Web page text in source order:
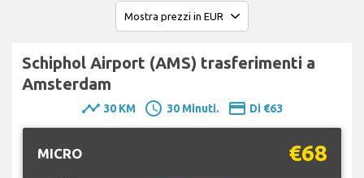
Schiphol Airport (AMS) trasferimenti a
Amsterdam
timeline 30 KM schedule 30 Minuti. payment Di €63
MICRO €68